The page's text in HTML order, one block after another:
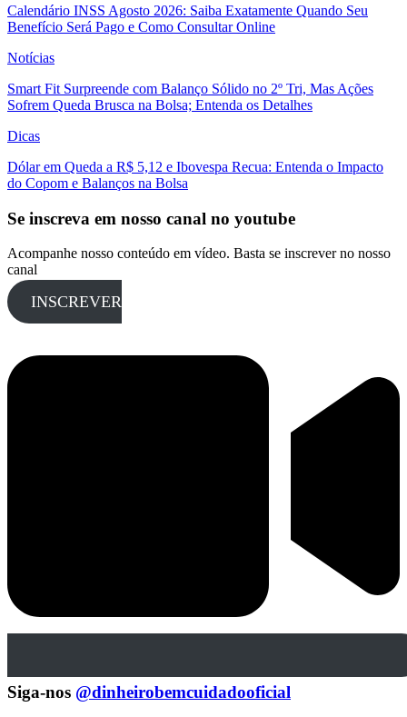
Calendário INSS Agosto 2026: Saiba Exatamente Quando Seu
Benefício Será Pago e Como Consultar Online
Notícias
Smart Fit Surpreende com Balanço Sólido no 2º Tri, Mas Ações
Sofrem Queda Brusca na Bolsa; Entenda os Detalhes
Dicas
Dólar em Queda a R$ 5,12 e Ibovespa Recua: Entenda o Impacto
do Copom e Balanços na Bolsa
Se inscreva em nosso canal no youtube
Acompanhe nosso conteúdo em vídeo. Basta se inscrever no nosso
canal
INSCREVER
Siga-nos @dinheirobemcuidadooficial